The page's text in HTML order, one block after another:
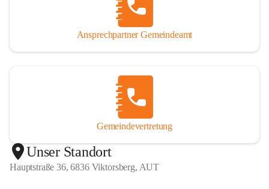
Ansprechpartner Gemeindeamt
Gemeindevertretung
Unser Standort
Hauptstraße 36, 6836 Viktorsberg, AUT